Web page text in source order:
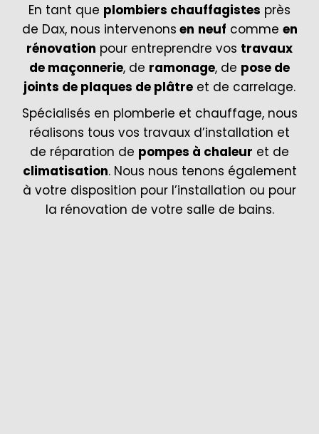
En tant que plombiers chauffagistes près
de Dax, nous intervenons en neuf comme en
rénovation pour entreprendre vos travaux
de maçonnerie, de ramonage, de pose de
joints de plaques de plâtre et de carrelage.
Spécialisés en plomberie et chauffage, nous
réalisons tous vos travaux d’installation et
de réparation de pompes à chaleur et de
climatisation. Nous nous tenons également
à votre disposition pour l’installation ou pour
la rénovation de votre salle de bains.